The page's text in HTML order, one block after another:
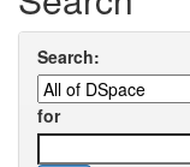
Search:
for